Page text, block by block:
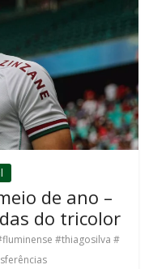
de ano –
do tricolor
#thiagosilva #